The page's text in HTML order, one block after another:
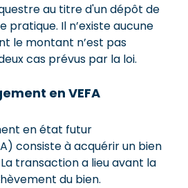
au titre d'un dépôt de
pratique. Il n’existe aucune
le montant n’est pas
cas prévus par la loi.
en VEFA
en état futur
consiste à acquérir un bien
transaction a lieu avant la
du bien.